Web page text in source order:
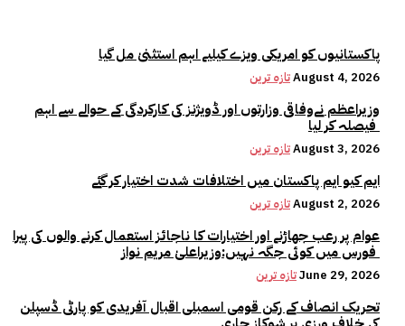
پاکستانیوں کو امریکی ویزے کیلیے اہم استثنیٰ مل گیا
تازہ ترینAugust 4, 2026
وزیراعظم نےوفاقی وزارتوں اور ڈویژنز کی کارکردگی کے حوالے سے اہم
تازہ ترینAugust 3, 2026
ایم کیو ایم پاکستان میں اختلافات شدت اختیار کر گئے
تازہ ترینAugust 2, 2026
عوام پر رعب جھاڑنے اور اختیارات کا ناجائز استعمال کرنے والوں کی پیرا
تازہ ترینJune 29, 2026
تحریک انصاف کے رکن قومی اسمبلی اقبال آفریدی کو پارٹی ڈسپلن